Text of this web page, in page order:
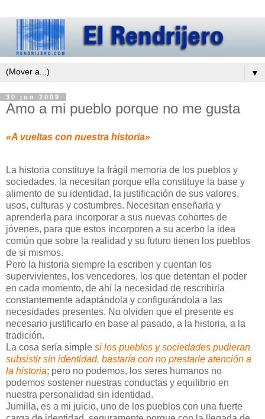
▼
30 jun 2009
Amo a mi pueblo porque no me gusta
«A vueltas con nuestra historia»
La historia constituye la frágil memoria de los pueblos y
sociedades, la necesitan porque ella constituye la base y
alimento de su identidad, la justificación de sus valores,
usos, culturas y costumbres. Necesitan enseñarla y
aprenderla para incorporar a sus nuevas cohortes de
jóvenes, para que estos incorporen a su acerbo la idea
común que sobre la realidad y su futuro tienen los pueblos
de si mismos.
Pero la historia siempre la escriben y cuentan los
supervivientes, los vencedores, los que detentan el poder
en cada momento, de ahí la necesidad de rescribirla
constantemente adaptándola y configurándola a las
necesidades presentes. No olviden que el presente es
necesario justificarlo en base al pasado, a la historia, a la
tradición.
La cosa sería simple si los pueblos y sociedades pudieran
subsistir sin identidad, bastaría con no prestarle atención a
la historia; pero no podemos, los seres humanos no
podemos sostener nuestras conductas y equilibrio en
nuestra personalidad sin identidad.
Jumilla, es a mi juicio, uno de los pueblos con una fuerte